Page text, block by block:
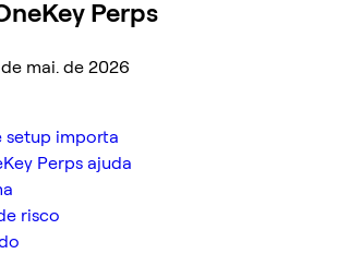
Perps
mai. de 2026
setup importa
Perps ajuda
risco